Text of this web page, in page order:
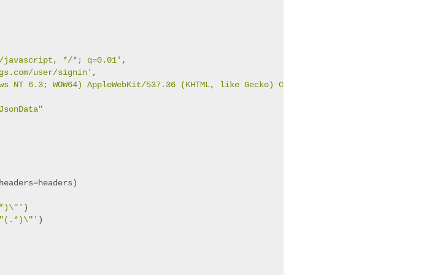
*/*; q=0.01' ,
user/signin' ,
NT 6.3; WOW64) AppleWebKit/537.36 (KHTML, like Gecko) Chrome/39.0.2171.95 Safari/537.36'
)
)